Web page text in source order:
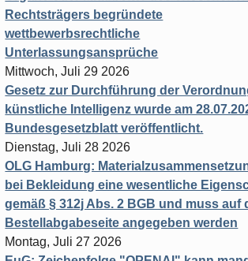
Rechtsträgers begründete
wettbewerbsrechtliche
Unterlassungsansprüche
Mittwoch, Juli 29 2026
Gesetz zur Durchführung der
künstliche Intelligenz wurde am
Bundesgesetzblatt veröffentlicht.
Dienstag, Juli 28 2026
OLG Hamburg:
bei Bekleidung eine wesentliche
gemäß § 312j Abs. 2 BGB und muss auf
Bestellabgabeseite angegeben werden
Montag, Juli 27 2026